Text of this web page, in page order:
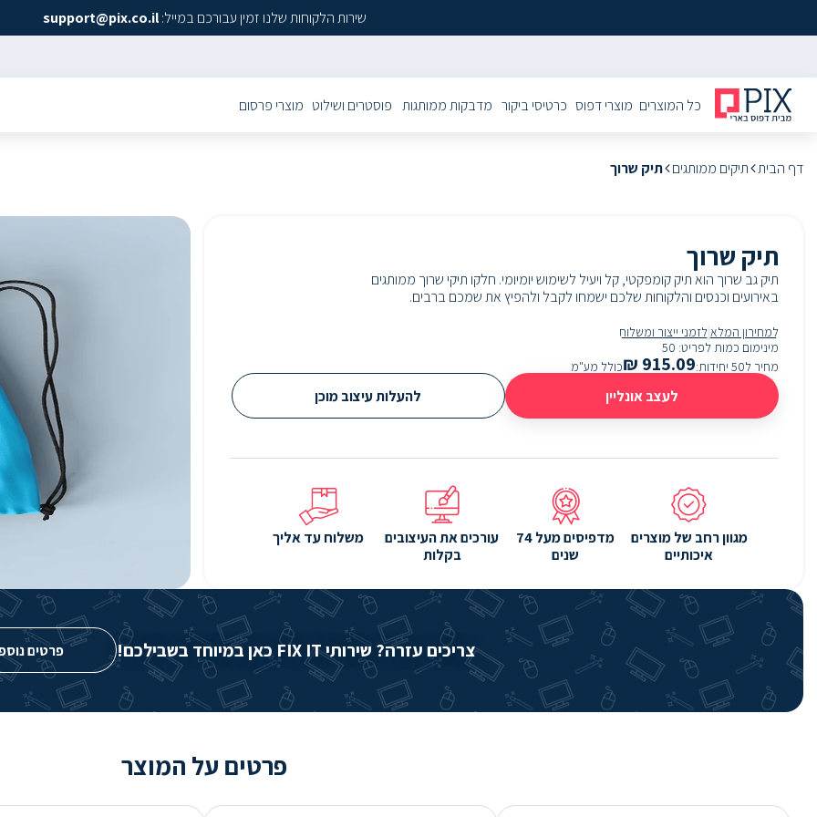
שירות הלקוחות שלנו זמין עבורכם במייל:support@pix.co.il
כל המוצרים מוצרי דפוס כרטיסי ביקור מדבקות ממותגות פוסטרים ושילוט מוצרי פרסום
דף הבית תיקים ממותגים תיק שרוך
תיק שרוך
תיק גב שרוך הוא תיק קומפקטי, קל ויעיל לשימוש יומיומי. חלקו תיקי שרוך ממותגים
באירועים וכנסים והלקוחות שלכם ישמחו לקבל ולהפיץ את שמכם ברבים.
למחירון המלא|לזמני ייצור ומשלוח
מינימום כמות לפריט:
50
מחיר ל50 יחידות
:
915.09
₪כולל מע"מ
לעצב אונליין להעלות עיצוב מוכן
מגוון רחב של מוצרים
איכותיים
מדפיסים מעל 74
שנים
עורכים את העיצובים
בקלות
משלוח עד אליך
צריכים עזרה? שירותי FIX IT כאן במיוחד בשבילכם! פרטים
פרטים על המוצר